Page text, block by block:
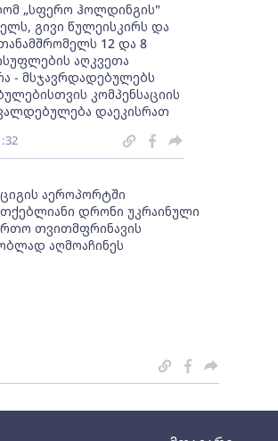
„სფერო ჰოლდინგის"
გივი წულეისკირს და
12 და 8
აღკვეთა
- მსჯავრდადებულებს
კომპენსაციის
დაეკისრათ
აეროპორტში
დრონი უკრაინული
თვითმფრინავის
აღმოაჩინეს